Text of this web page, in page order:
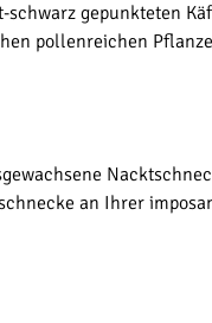
gepunkteten
pollenreichen
an Ihrer